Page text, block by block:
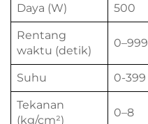
Daya (W) 500
Rentang
waktu (detik)
0–999
Suhu 0-399
Tekanan
(kg/cm²)
0–8